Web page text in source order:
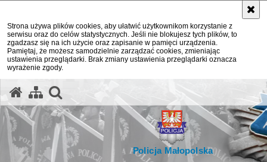
Strona używa plików cookies, aby ułatwić użytkownikom korzystanie z
serwisu oraz do celów statystycznych. Jeśli nie blokujesz tych plików, to
zgadzasz się na ich użycie oraz zapisanie w pamięci urządzenia.
Pamiętaj, że możesz samodzielnie zarządzać cookies, zmieniając
ustawienia przeglądarki. Brak zmiany ustawienia przeglądarki oznacza
wyrażenie zgody.
Policja Małopolska